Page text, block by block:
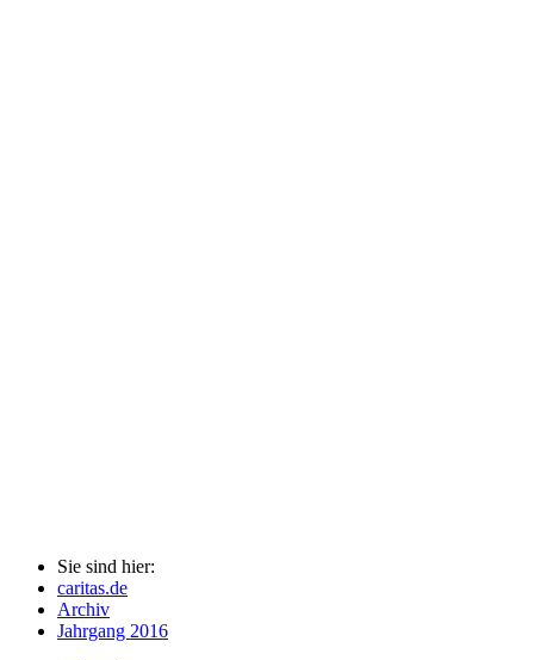
Sie sind hier:
caritas.de
Archiv
Jahrgang 2016